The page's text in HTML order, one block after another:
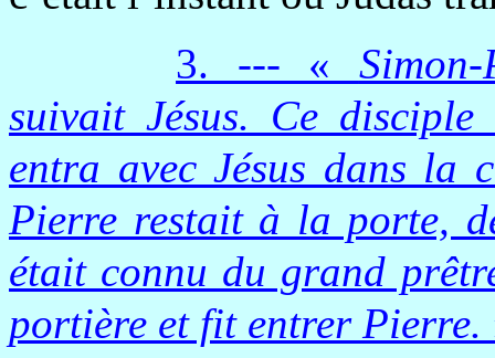
3. --- «
suivait Jésus. Ce
entra avec Jésus dans la
Pierre restait à la porte,
était connu du grand
portière et fit entrer Pierre.